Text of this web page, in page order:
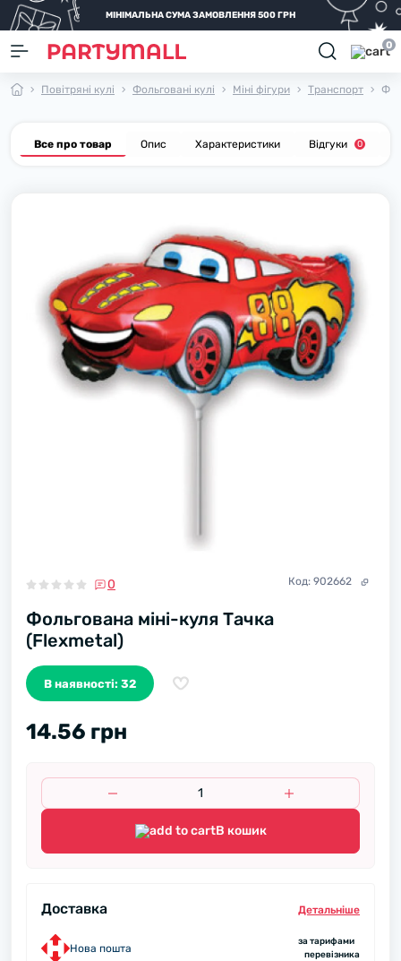
МІНІМАЛЬНА СУМА ЗАМОВЛЕННЯ 500 ГРН
0
Повітряні кулі Фольговані кулі Міні фігури Транспорт
Все про товар Опис Характеристики Відгуки 0
0 Код: 902662
Фольгована міні-куля Тачка
(Flexmetal)
В наявності: 32
14.56 грн
В кошик
Доставка Детальнiше
Нова пошта
за тарифами
перевізника